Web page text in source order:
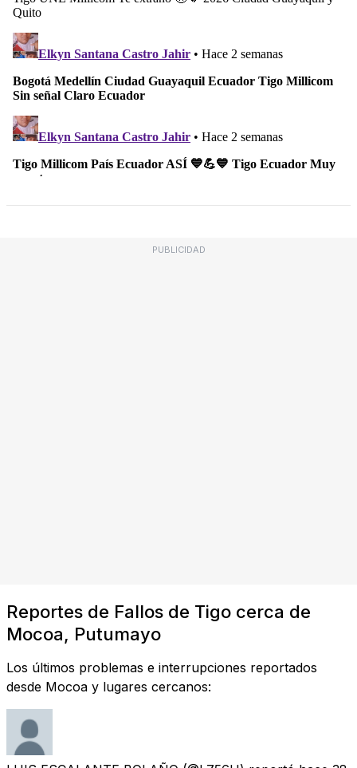
PUBLICIDAD
Reportes de Fallos de Tigo cerca de
Mocoa, Putumayo
Los últimos problemas e interrupciones reportados
desde Mocoa y lugares cercanos: